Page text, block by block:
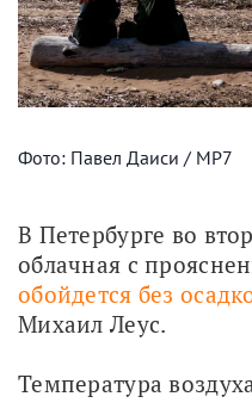
Фото: Павел Даиси / МР7
В Петербурге во
обойдется без
Михаил Леус.
Температура